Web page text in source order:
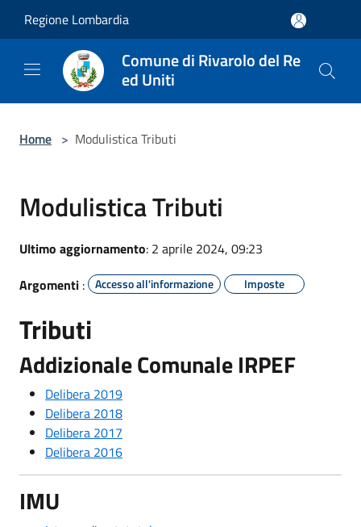
Regione Lombardia
Comune di Rivarolo del Re
ed Uniti
Home > Modulistica Tributi
Modulistica Tributi
Ultimo aggiornamento: 2 aprile 2024, 09:23
Argomenti : Accesso all'informazione Imposte
Tributi
Addizionale Comunale IRPEF
Delibera 2019
Delibera 2018
Delibera 2017
Delibera 2016
IMU